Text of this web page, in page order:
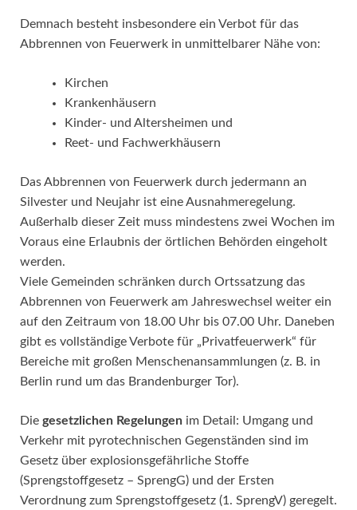
Demnach besteht insbesondere ein Verbot für das
Abbrennen von Feuerwerk in unmittelbarer Nähe von:
Kirchen
Krankenhäusern
Kinder- und Altersheimen und
Reet- und Fachwerkhäusern
Das Abbrennen von Feuerwerk durch jedermann an
Silvester und Neujahr ist eine Ausnahmeregelung.
Außerhalb dieser Zeit muss mindestens zwei Wochen im
Voraus eine Erlaubnis der örtlichen Behörden eingeholt
werden.
Viele Gemeinden schränken durch Ortssatzung das
Abbrennen von Feuerwerk am Jahreswechsel weiter ein
auf den Zeitraum von 18.00 Uhr bis 07.00 Uhr. Daneben
gibt es vollständige Verbote für „Privatfeuerwerk“ für
Bereiche mit großen Menschenansammlungen (z. B. in
Berlin rund um das Brandenburger Tor).
Die gesetzlichen Regelungen im Detail: Umgang und
Verkehr mit pyrotechnischen Gegenständen sind im
Gesetz über explosionsgefährliche Stoffe
(Sprengstoffgesetz – SprengG) und der Ersten
Verordnung zum Sprengstoffgesetz (1. SprengV) geregelt.